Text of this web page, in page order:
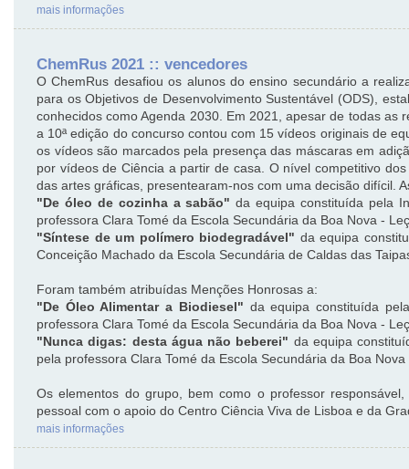
mais informações
ChemRus 2021 :: vencedores
O ChemRus desafiou os alunos do ensino secundário a
para os Objetivos de Desenvolvimento Sustentável (ODS),
conhecidos como Agenda 2030. Em 2021, apesar de todas as
a 10ª edição do concurso contou com 15 vídeos originais de
os vídeos são marcados pela presença das máscaras em
por vídeos de Ciência a partir de casa. O nível competitivo
das artes gráficas, presentearam-nos com uma decisão difícil.
"De óleo de cozinha a sabão" da equipa constituída pela
professora Clara Tomé da Escola Secundária da Boa Nova -
"Síntese de um polímero biodegradável" da equipa
Conceição Machado da Escola Secundária de Caldas das
Foram também atribuídas Menções Honrosas a:
"De Óleo Alimentar a Biodiesel" da equipa constituída
professora Clara Tomé da Escola Secundária da Boa Nova -
"Nunca digas: desta água não beberei" da equipa
pela professora Clara Tomé da Escola Secundária da Boa
Os elementos do grupo, bem como o professor
pessoal com o apoio do Centro Ciência Viva de Lisboa e da
mais informações